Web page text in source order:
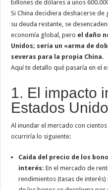
billones de dólares a unos
Si China decidiera deshacerse
su deuda restante, se
economía global, pero el daño
Unidos; sería un «arma de
severas para la propia China.
Aquí te detallo qué pasaría en el
1. El impacto
Estados
Al inundar el mercado con
ocurriría lo siguiente:
Caída del precio de los
interés: En el mercado de
rendimientos (tasas de interés)